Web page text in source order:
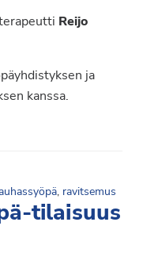
Reijo
ja
kanssa.
, ravitsemus
tilaisuus